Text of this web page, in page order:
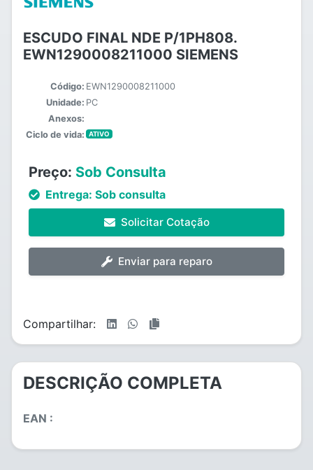
ESCUDO FINAL NDE P/1PH808.
EWN1290008211000 SIEMENS
Código: EWN1290008211000
Unidade: PC
Anexos:
Ciclo de vida:
ATIVO
Preço: Sob Consulta
Entrega: Sob consulta
Solicitar Cotação
Enviar para reparo
Compartilhar:
DESCRIÇÃO COMPLETA
EAN :